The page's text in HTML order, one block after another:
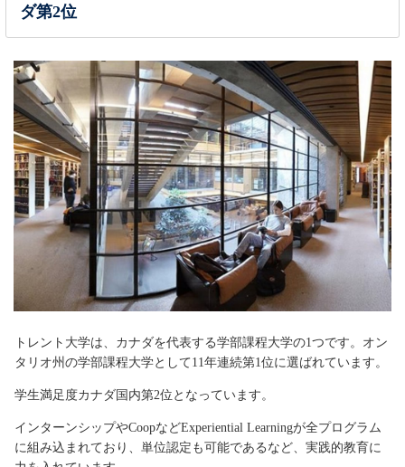
ダ第2位
トレント大学は、カナダを代表する学部課程大学の1つです。オン
タリオ州の学部課程大学として11年連続第1位に選ばれています。
学生満足度カナダ国内第2位となっています。
インターンシップやCoopなどExperiential Learningが全プログラム
に組み込まれており、単位認定も可能であるなど、実践的教育に